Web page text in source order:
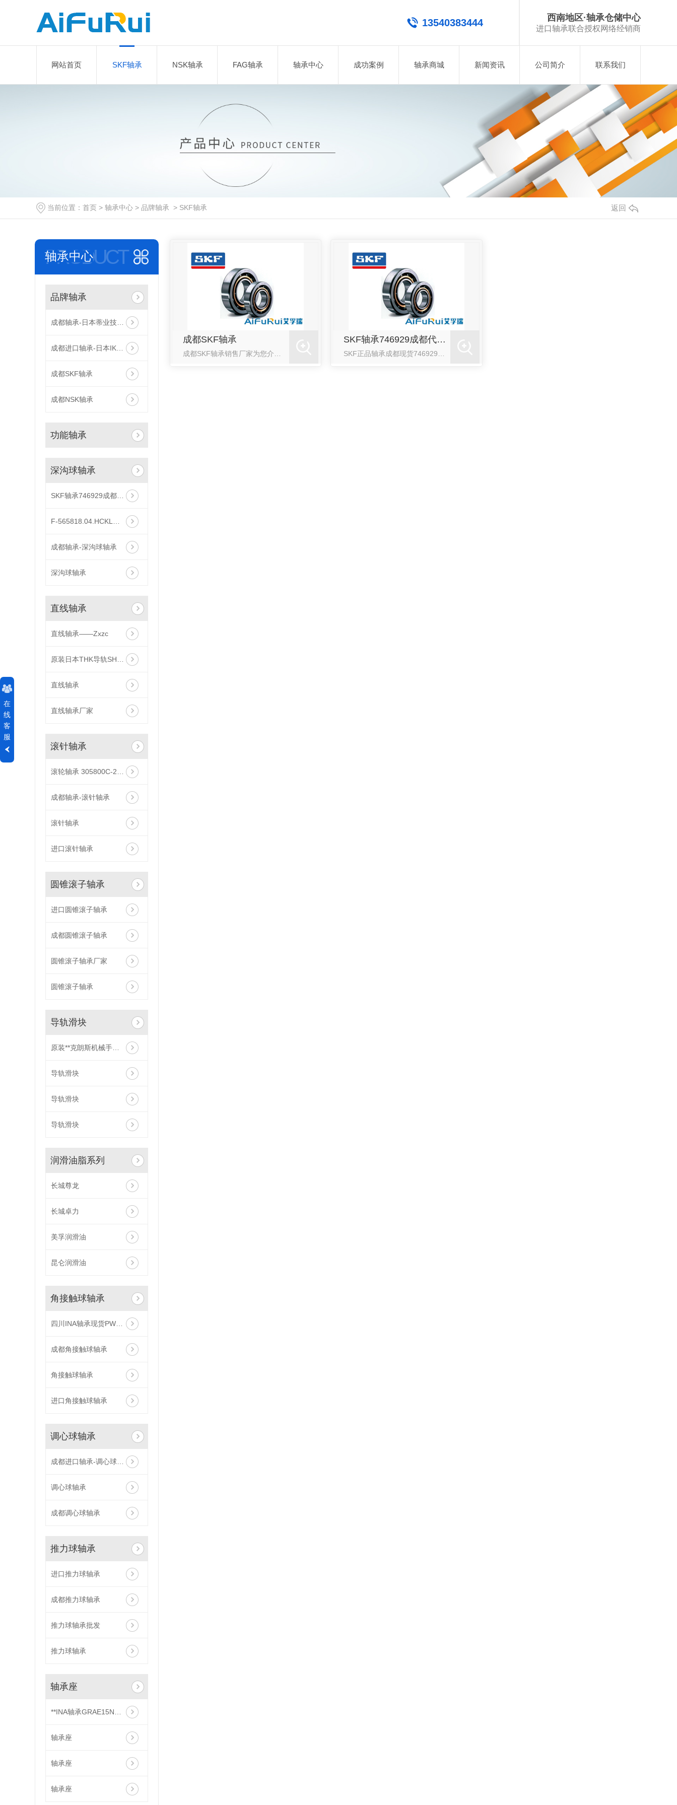
13540383444 西南地区·轴承仓储中心
进口轴承联合授权网络经销商
网站首页 SKF轴承 NSK轴承 FAG轴承 轴承中心 成功案例 轴承商城 新闻资讯 公司简介 联系我们
当前位置： 首页 > 轴承中心 > 品牌轴承 > SKF轴承 返回
PRODUCT
轴承中心
品牌轴承
成都轴承-日本蒂业技凯轴承
成都进口轴承-日本IKO轴承
成都SKF轴承
成都NSK轴承
功能轴承
深沟球轴承
SKF轴承746929成都代理商
F-565818.04.HCKL混合球轴承60*78*10陶瓷球轴承
成都轴承-深沟球轴承
深沟球轴承
直线轴承
直线轴承——Zxzc
原装日本THK导轨SHS55LV1DD+2480LP**THK滑块
直线轴承
直线轴承厂家
滚针轴承
滚轮轴承 305800C-2Z 尺寸
成都轴承-滚针轴承
滚针轴承
进口滚针轴承
圆锥滚子轴承
进口圆锥滚子轴承
成都圆锥滚子轴承
圆锥滚子轴承厂家
圆锥滚子轴承
导轨滑块
原装**克朗斯机械手臂轴承INA直线轴承F-315872.01
导轨滑块
导轨滑块
导轨滑块
润滑油脂系列
长城尊龙
长城卓力
美孚润滑油
昆仑润滑油
角接触球轴承
四川INA轴承现货PWTR20-2RS-TVH
成都角接触球轴承
角接触球轴承
进口角接触球轴承
调心球轴承
成都进口轴承-调心球轴承
调心球轴承
成都调心球轴承
推力球轴承
进口推力球轴承
成都推力球轴承
推力球轴承批发
推力球轴承
轴承座
**INA轴承GRAE15NPPB带偏心套轴承
轴承座
轴承座
轴承座
成都SKF轴承 SKF轴承746929成都代理商
在
线
客
服